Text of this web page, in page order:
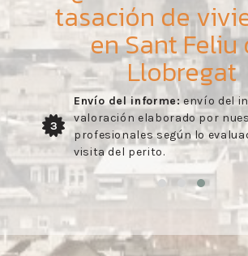
tasación de
en Sant Feliu
Llobregat
3
Envío del informe:envío del
valoración elaborado por
profesionales según lo
visita del perito.